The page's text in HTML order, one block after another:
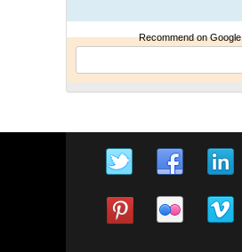
Recommend on Google